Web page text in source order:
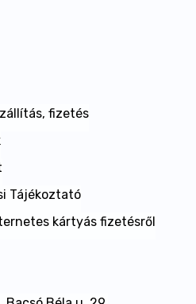
fizetés
Tájékoztató
kártyás fizetésről